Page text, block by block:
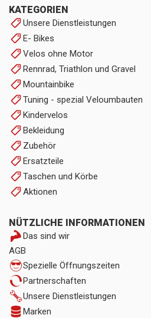
KATEGORIEN
Unsere Dienstleistungen
E- Bikes
Velos ohne Motor
Rennrad, Triathlon und Gravel
Mountainbike
Tuning - spezial Veloumbauten
Kindervelos
Bekleidung
Zubehör
Ersatzteile
Taschen und Körbe
Aktionen
NÜTZLICHE INFORMATIONEN
Das sind wir
AGB
Spezielle Öffnungszeiten
Partnerschaften
Unsere Dienstleistungen
Marken